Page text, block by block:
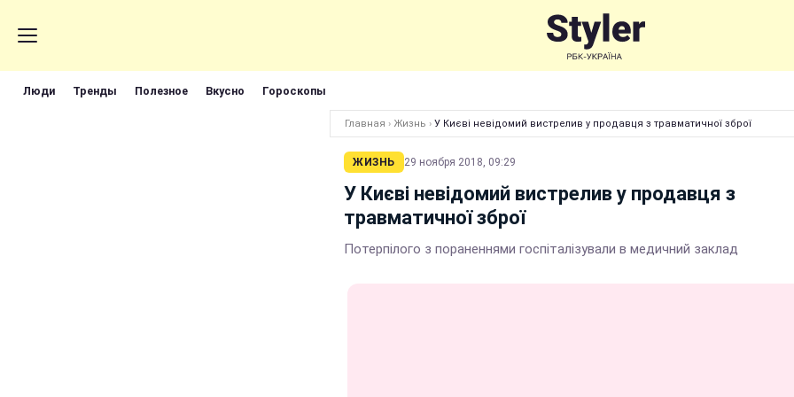
Люди Тренды Полезное Вкусно Гороскопы
Главная › Жизнь › У Києві невідомий вистрелив у продавця з травматичної зброї
ЖИЗНЬ 29 ноября 2018, 09:29
У Києві невідомий вистрелив у продавця з
травматичної зброї
Потерпілого з пораненнями госпіталізували в медичний заклад